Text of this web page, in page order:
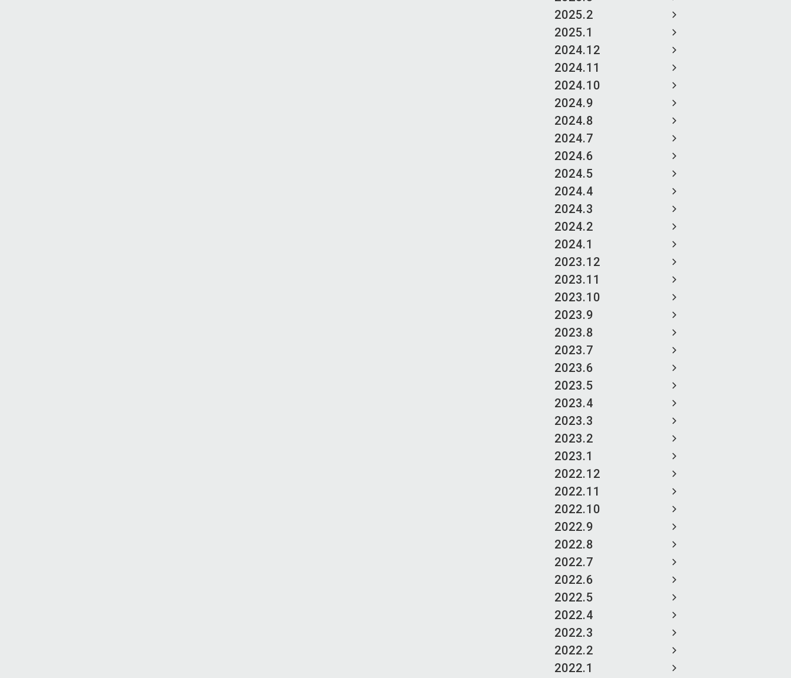
2025.2
2025.1
2024.12
2024.11
2024.10
2024.9
2024.8
2024.7
2024.6
2024.5
2024.4
2024.3
2024.2
2024.1
2023.12
2023.11
2023.10
2023.9
2023.8
2023.7
2023.6
2023.5
2023.4
2023.3
2023.2
2023.1
2022.12
2022.11
2022.10
2022.9
2022.8
2022.7
2022.6
2022.5
2022.4
2022.3
2022.2
2022.1